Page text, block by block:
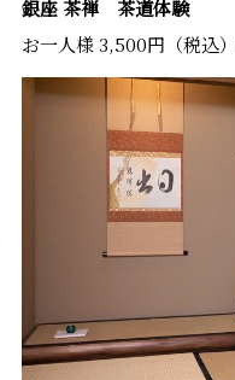
銀座 茶禅 茶道体験
お一人様 3,500円（税込